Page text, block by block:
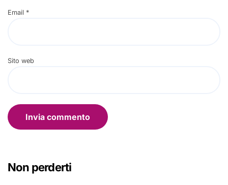
Email *
Sito web
Non perderti